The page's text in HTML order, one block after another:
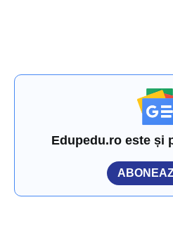
Edupedu.ro este și